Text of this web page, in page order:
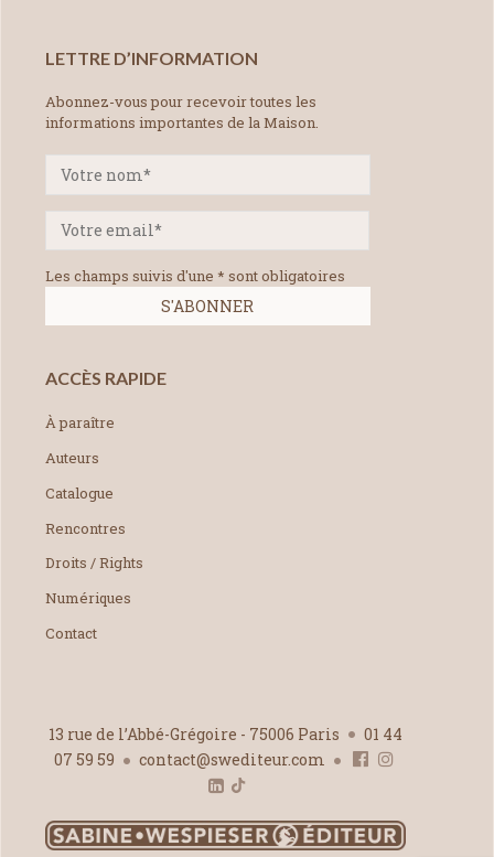
LETTRE D’INFORMATION
Abonnez-vous pour recevoir toutes les
informations importantes de la Maison.
Les champs suivis d'une * sont obligatoires
ACCÈS RAPIDE
À paraître
Auteurs
Catalogue
Rencontres
Droits / Rights
Numériques
Contact
13 rue de l’Abbé-Grégoire - 75006 Paris
01 44
07 59 59
contact@swediteur.com